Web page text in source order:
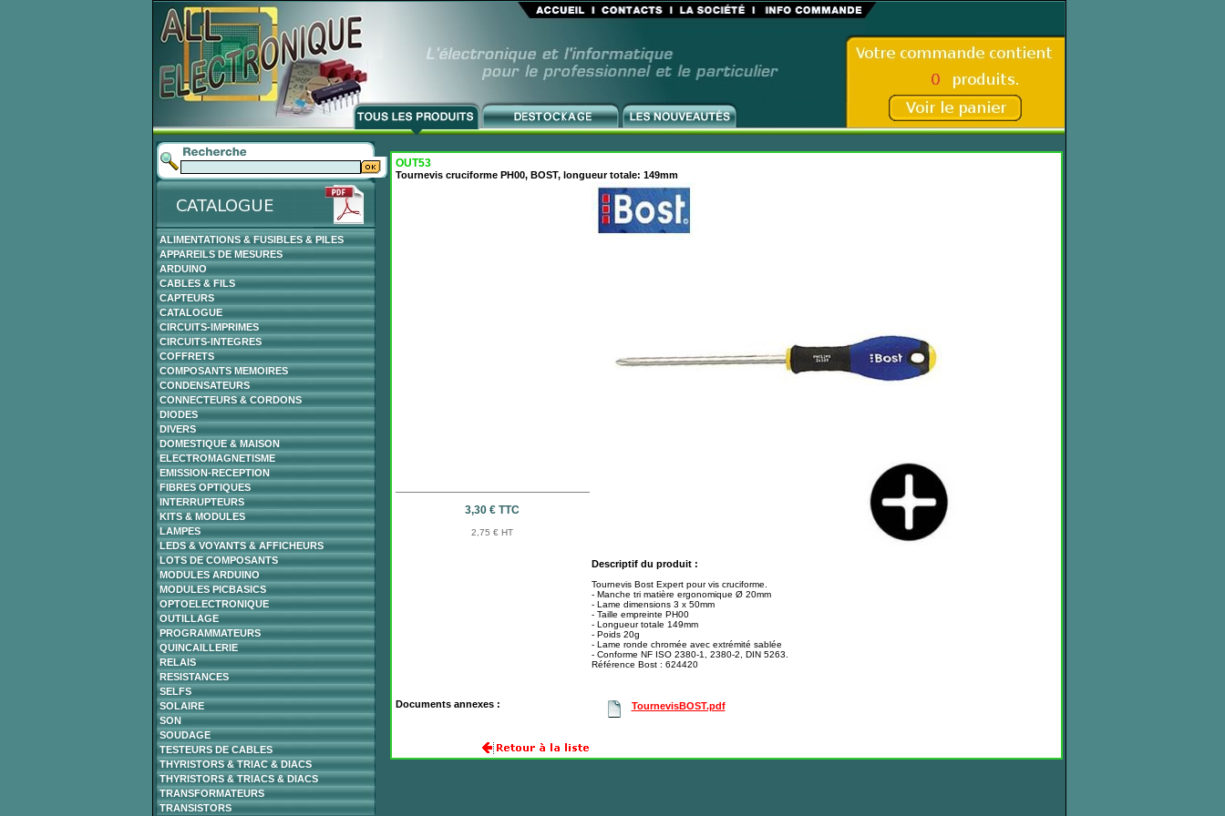
ALIMENTATIONS & FUSIBLES & PILES
APPAREILS DE MESURES
ARDUINO
CABLES & FILS
CAPTEURS
CATALOGUE
CIRCUITS-IMPRIMES
CIRCUITS-INTEGRES
COFFRETS
COMPOSANTS MEMOIRES
CONDENSATEURS
CONNECTEURS & CORDONS
DIODES
DIVERS
DOMESTIQUE & MAISON
ELECTROMAGNETISME
EMISSION-RECEPTION
FIBRES OPTIQUES
INTERRUPTEURS
KITS & MODULES
LAMPES
LEDS & VOYANTS & AFFICHEURS
LOTS DE COMPOSANTS
MODULES ARDUINO
MODULES PICBASICS
OPTOELECTRONIQUE
OUTILLAGE
PROGRAMMATEURS
QUINCAILLERIE
RELAIS
RESISTANCES
SELFS
SOLAIRE
SON
SOUDAGE
TESTEURS DE CABLES
THYRISTORS & TRIAC & DIACS
THYRISTORS & TRIACS & DIACS
TRANSFORMATEURS
TRANSISTORS
OUT53
Tournevis cruciforme PH00, BOST, longueur totale: 149mm
3,30 € TTC
2,75 € HT
Descriptif du produit :
Tournevis Bost Expert pour vis cruciforme.
- Manche tri matière ergonomique Ø 20mm
- Lame dimensions 3 x 50mm
- Taille empreinte PH00
- Longueur totale 149mm
- Poids 20g
- Lame ronde chromée avec extrémité sablée
- Conforme NF ISO 2380-1, 2380-2, DIN 5263.
Référence Bost : 624420
Documents annexes : TournevisBOST.pdf